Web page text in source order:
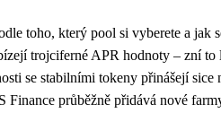
toho, který pool si vyberete a jak
trojciferné APR hodnoty – zní to
se stabilními tokeny přinášejí sice
Finance průběžně přidává nové